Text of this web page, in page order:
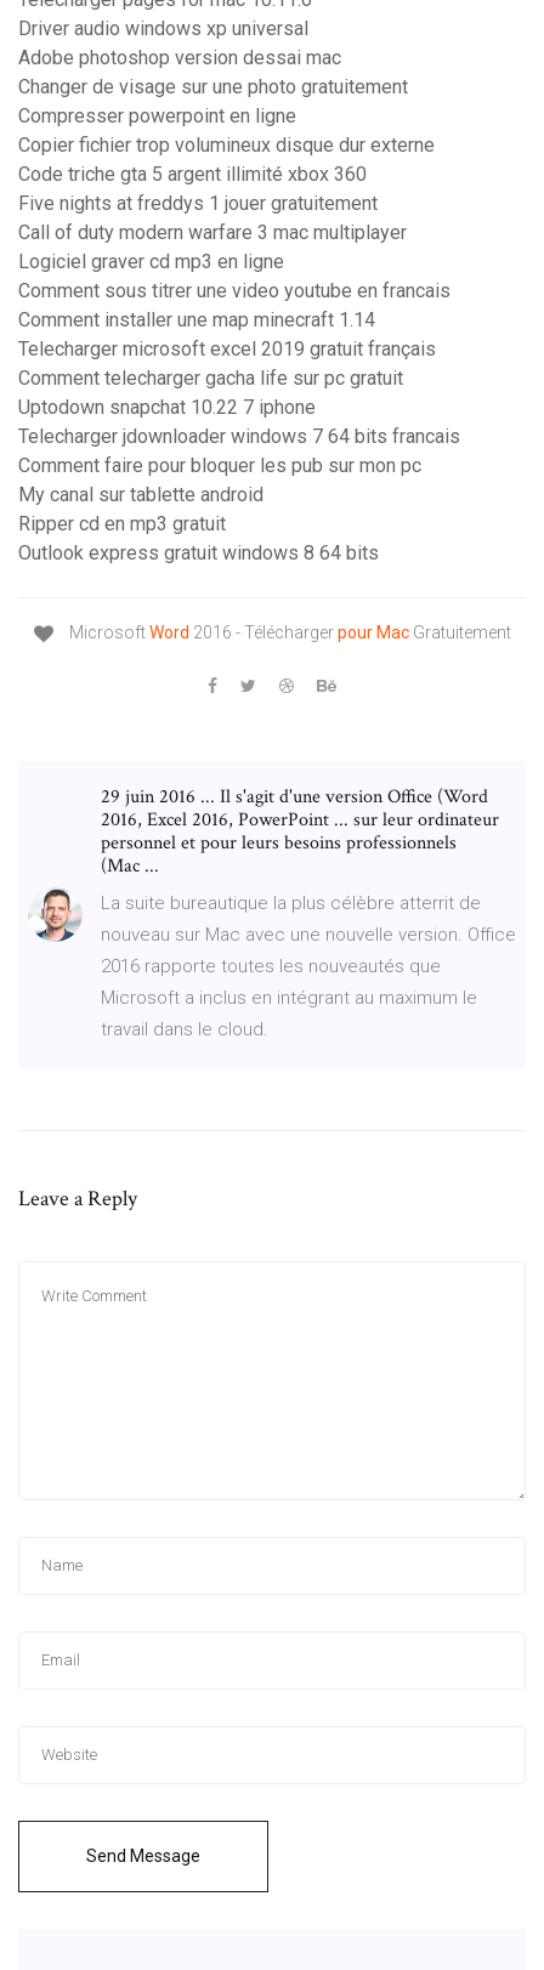
Driver audio windows xp universal
Adobe photoshop version dessai mac
Changer de visage sur une photo gratuitement
Compresser powerpoint en ligne
Copier fichier trop volumineux disque dur externe
Code triche gta 5 argent illimité xbox 360
Five nights at freddys 1 jouer gratuitement
Call of duty modern warfare 3 mac multiplayer
Logiciel graver cd mp3 en ligne
Comment sous titrer une video youtube en francais
Comment installer une map minecraft 1.14
Telecharger microsoft excel 2019 gratuit français
Comment telecharger gacha life sur pc gratuit
Uptodown snapchat 10.22 7 iphone
Telecharger jdownloader windows 7 64 bits francais
Comment faire pour bloquer les pub sur mon pc
My canal sur tablette android
Ripper cd en mp3 gratuit
Outlook express gratuit windows 8 64 bits
MicrosoftWord 2016 - Téléchargerpour MacGratuitement
29 juin 2016 ... Il s'agit d'une version Office (Word
2016, Excel 2016, PowerPoint ... sur leur ordinateur
personnel et pour leurs besoins professionnels
(Mac ...
La suite bureautique la plus célèbre atterrit de
nouveau sur Mac avec une nouvelle version. Office
2016 rapporte toutes les nouveautés que
Microsoft a inclus en intégrant au maximum le
travail dans le cloud.
Leave a Reply
Send Message